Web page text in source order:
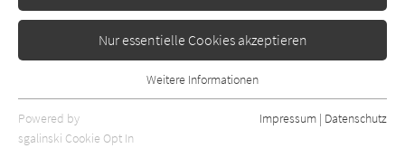
Nur essentielle Cookies akzeptieren
Essentielle Cookies werden für grundlegende Funktionen der
Webseite benötigt. Dadurch ist gewährleistet, dass die Webseite
Weitere Informationen
Powered by
sgalinski Cookie Opt In
Impressum | Datenschutz